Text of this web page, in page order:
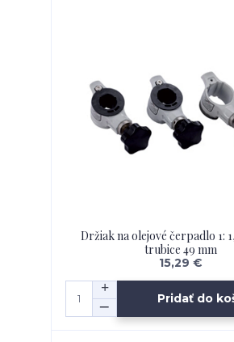
Držiak na olejové čerpadlo 1:
trubice 49 mm
15,29 €
Pridať do